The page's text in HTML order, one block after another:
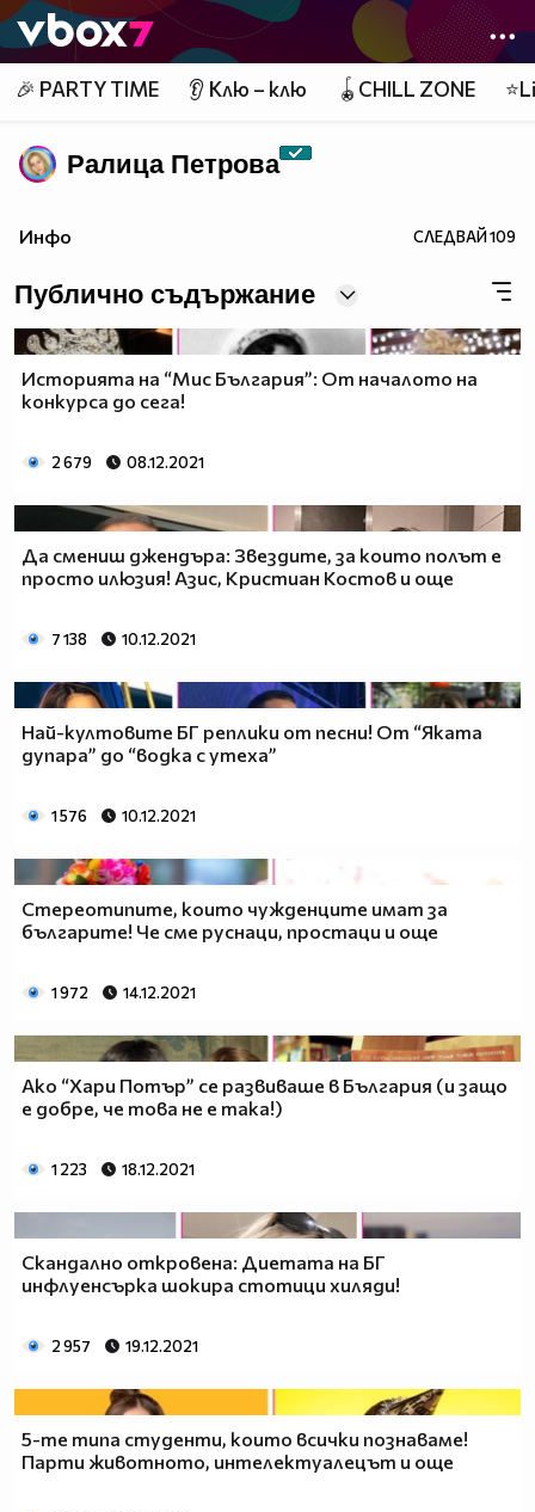
Member of
👾
🎉 PARTY TIME 👂 Клю – клю 🪀CHILL ZONE
Ралица Петровa
Инфо СЛЕДВАЙ109
Публично съдържание
Историята на “Мис България”: От началото на
конкурса до сега!
2 679 08.12.2021
Да смениш джендъра: Звездите, за които полът е
просто илюзия! Азис, Кристиан Костов и още
7 138 10.12.2021
Най-култовите БГ реплики от песни! От “Яката
дупара” до “водка с утеха”
1 576 10.12.2021
Стереотипите, които чужденците имат за
българите! Че сме руснаци, простаци и още
1 972 14.12.2021
Ако “Хари Потър” се развиваше в България (и защо
е добре, че това не е така!)
1 223 18.12.2021
Скандално откровена: Диетата на БГ
инфлуенсърка шокира стотици хиляди!
2 957 19.12.2021
5-те типа студенти, които всички познаваме!
Парти животното, интелектуалецът и още